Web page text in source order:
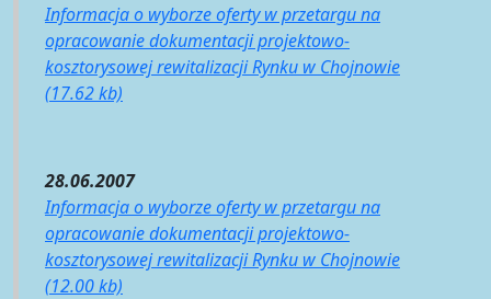
Informacja o wyborze oferty w przetargu na
opracowanie dokumentacji projektowo-
kosztorysowej rewitalizacji Rynku w Chojnowie
(17.62 kb)
28.06.2007
Informacja o wyborze oferty w przetargu na
opracowanie dokumentacji projektowo-
kosztorysowej rewitalizacji Rynku w Chojnowie
(12.00 kb)